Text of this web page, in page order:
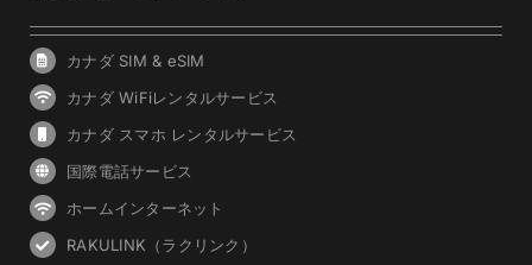
カナダ SIM & eSIM
カナダ WiFiレンタルサービス
カナダ スマホ レンタルサービス
国際電話サービス
ホームインターネット
RAKULINK（ラクリンク）